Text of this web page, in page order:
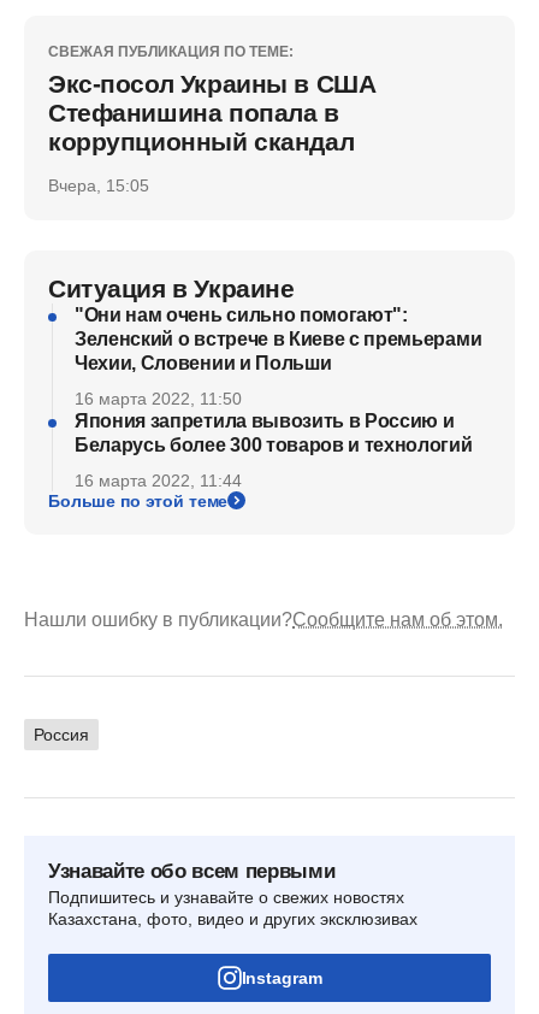
СВЕЖАЯ ПУБЛИКАЦИЯ ПО ТЕМЕ:
Экс-посол Украины в США
Стефанишина попала в
коррупционный скандал
Вчера, 15:05
Ситуация в Украине
"Они нам очень сильно помогают":
Зеленский о встрече в Киеве с премьерами
Чехии, Словении и Польши
16 марта 2022, 11:50
Япония запретила вывозить в Россию и
Беларусь более 300 товаров и технологий
16 марта 2022, 11:44
Больше по этой теме
Нашли ошибку в публикации?Сообщите нам об этом.
Россия
Узнавайте обо всем первыми
Подпишитесь и узнавайте о свежих новостях
Казахстана, фото, видео и других эксклюзивах
Instagram